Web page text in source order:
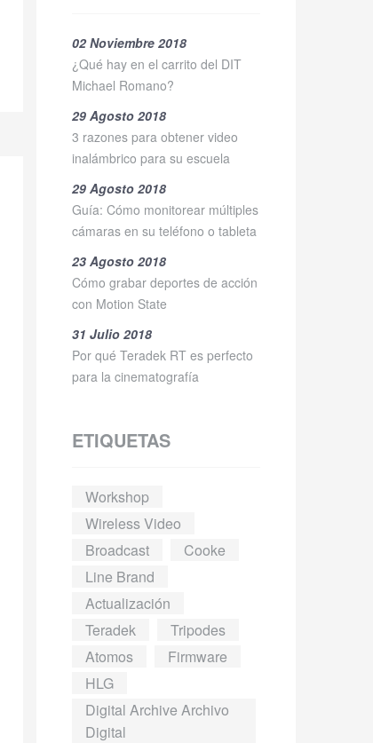
02 Noviembre 2018
¿Qué hay en el carrito del DIT
Michael Romano?
29 Agosto 2018
3 razones para obtener video
inalámbrico para su escuela
29 Agosto 2018
Guía: Cómo monitorear múltiples
cámaras en su teléfono o tableta
23 Agosto 2018
Cómo grabar deportes de acción
con Motion State
31 Julio 2018
Por qué Teradek RT es perfecto
para la cinematografía
ETIQUETAS
Workshop
Wireless Video
Broadcast
Cooke
Line Brand
Actualización
Teradek
Tripodes
Atomos
Firmware
HLG
Digital Archive Archivo
Digital